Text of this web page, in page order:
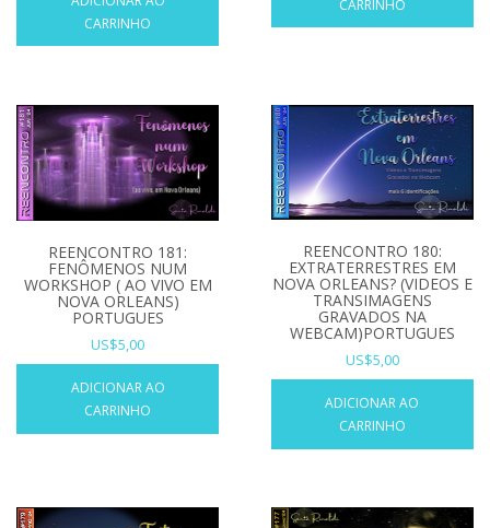
CARRINHO
CARRINHO
REENCONTRO 181:
FENÔMENOS NUM
WORKSHOP ( AO VIVO EM
NOVA ORLEANS)
PORTUGUES
US$5,00
ADICIONAR AO
CARRINHO
REENCONTRO 180:
EXTRATERRESTRES EM
NOVA ORLEANS? (VIDEOS E
TRANSIMAGENS
GRAVADOS NA
WEBCAM)PORTUGUES
US$5,00
ADICIONAR AO
CARRINHO